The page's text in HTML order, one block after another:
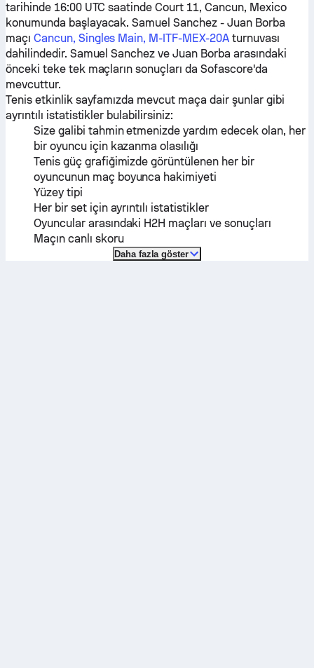
tarihinde 16:00 UTC saatinde Court 11, Cancun, Mexico
konumunda başlayacak.Samuel Sanchez - Juan Borba
maçı Cancun, Singles Main, M-ITF-MEX-20Aturnuvası
dahilindedir. Samuel Sanchez veJuan Borba arasındaki
önceki teke tek maçların sonuçları da Sofascore'da
mevcuttur.
Tenis etkinlik sayfamızda mevcut maça dair şunlar gibi
ayrıntılı istatistikler bulabilirsiniz:
Size galibi tahmin etmenizde yardım edecek olan, her
bir oyuncu için kazanma olasılığı
Tenis güç grafiğimizde görüntülenen her bir
oyuncunun maç boyunca hakimiyeti
Yüzey tipi
Her bir set için ayrıntılı istatistikler
Oyuncular arasındaki H2H maçları ve sonuçları
Maçın canlı skoru
Daha fazla göster